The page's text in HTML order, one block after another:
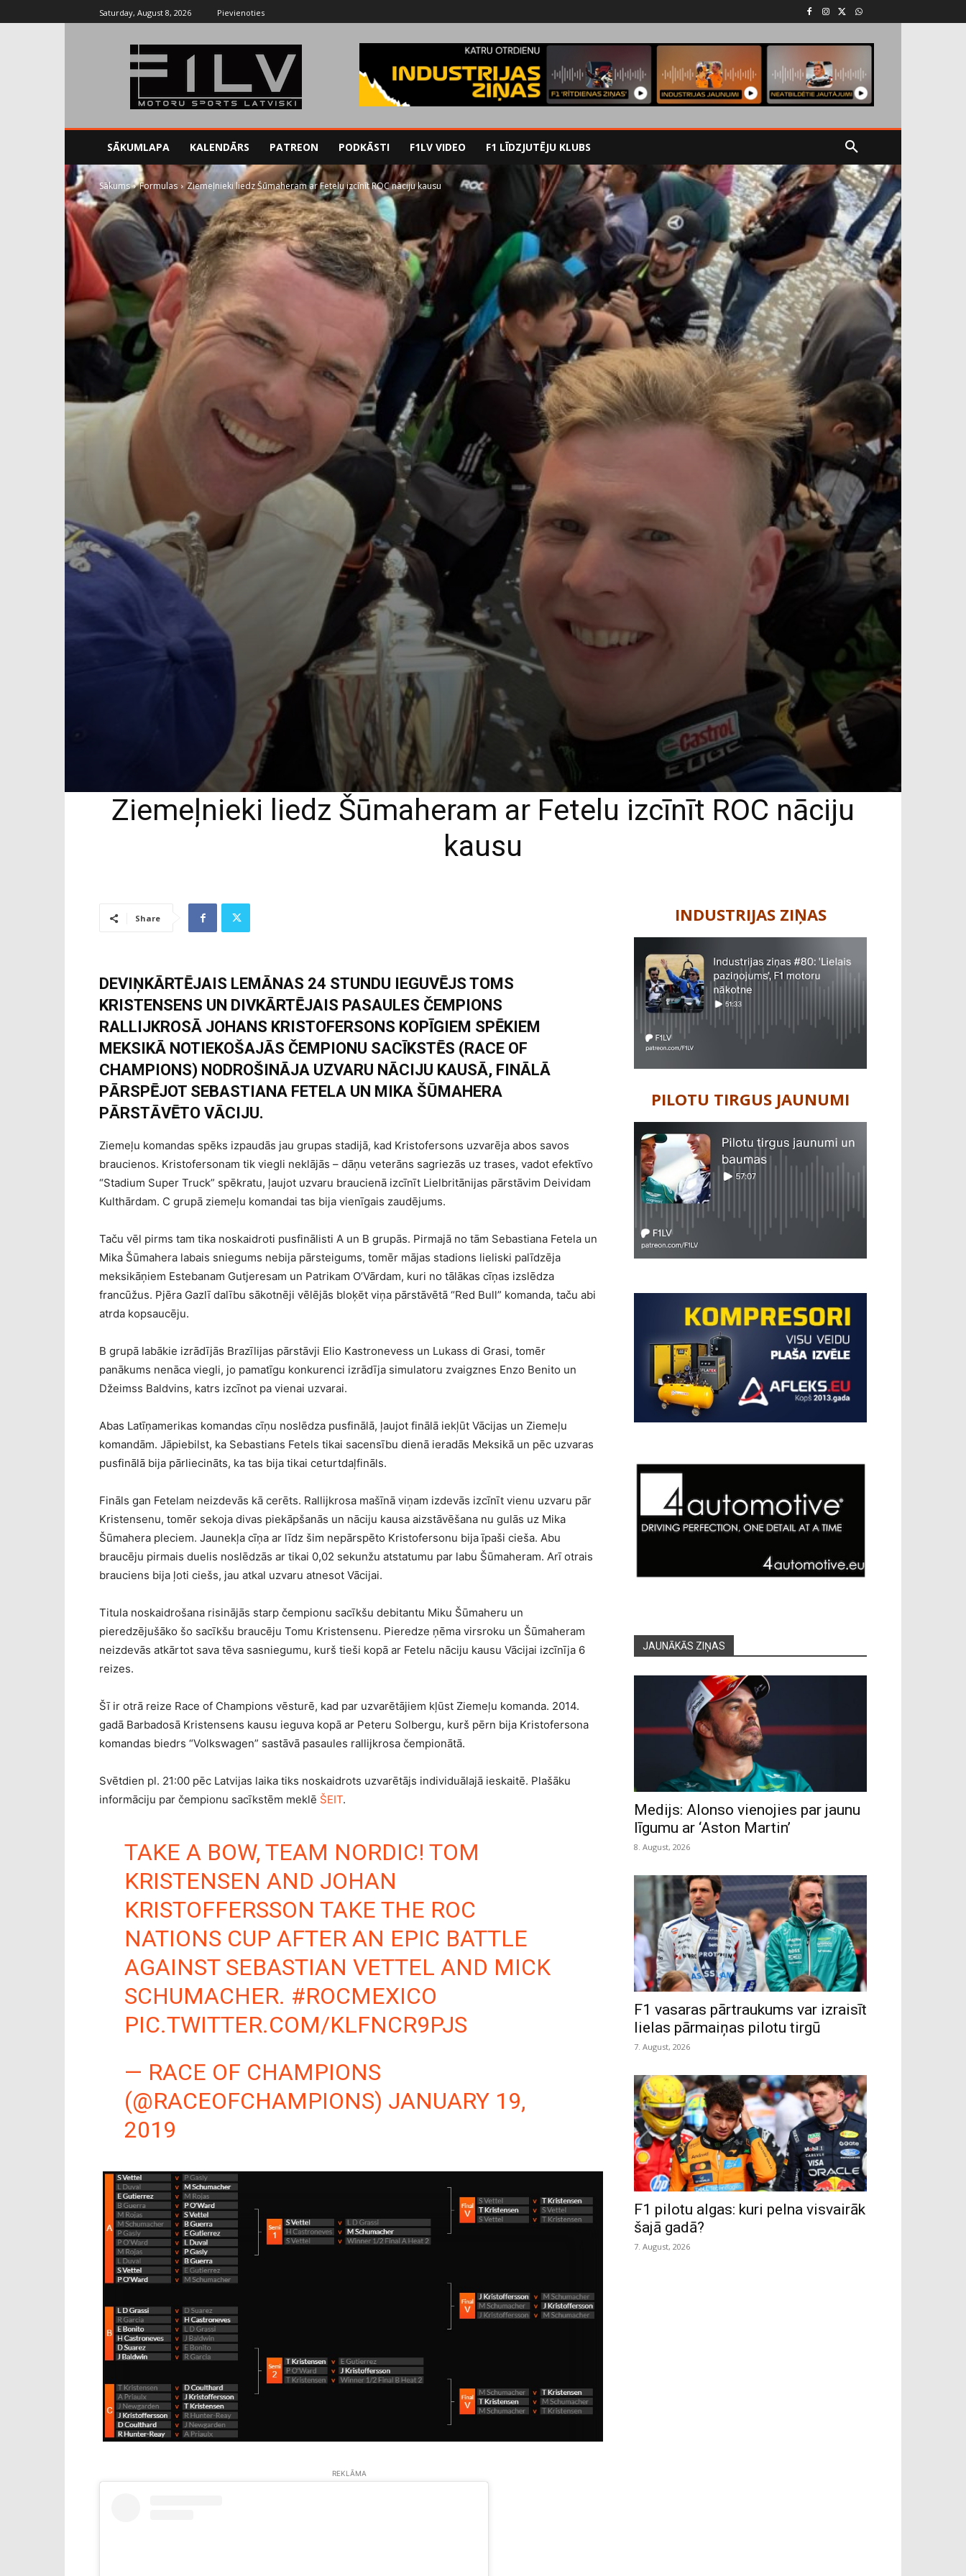
Saturday, August 8, 2026 Pievienoties
SĀKUMLAPA KALENDĀRS PATREON PODKĀSTI F1LV VIDEO F1 LĪDZJUTĒJU KLUBS
Sākums Formulas Ziemeļnieki liedz Šūmaheram ar Fetelu izcīnīt ROC nāciju kausu
Ziemeļnieki liedz Šūmaheram ar Fetelu izcīnīt ROC nāciju
kausu
Share
DEVIŅKĀRTĒJAIS LEMĀNAS 24 STUNDU IEGUVĒJS TOMS
KRISTENSENS UN DIVKĀRTĒJAIS PASAULES ČEMPIONS
RALLIJKROSĀ JOHANS KRISTOFERSONS KOPĪGIEM SPĒKIEM
MEKSIKĀ NOTIEKOŠAJĀS ČEMPIONU SACĪKSTĒS (RACE OF
CHAMPIONS) NODROŠINĀJA UZVARU NĀCIJU KAUSĀ, FINĀLĀ
PĀRSPĒJOT SEBASTIANA FETELA UN MIKA ŠŪMAHERA
PĀRSTĀVĒTO VĀCIJU.
Ziemeļu komandas spēks izpaudās jau grupas stadijā, kad Kristofersons uzvarēja abos savos
braucienos. Kristofersonam tik viegli neklājās – dāņu veterāns sagriezās uz trases, vadot efektīvo
“Stadium Super Truck” spēkratu, ļaujot uzvaru braucienā izcīnīt Lielbritānijas pārstāvim Deividam
Kulthārdam. C grupā ziemeļu komandai tas bija vienīgais zaudējums.
Taču vēl pirms tam tika noskaidroti pusfinālisti A un B grupās. Pirmajā no tām Sebastiana Fetela un
Mika Šūmahera labais sniegums nebija pārsteigums, tomēr mājas stadions lieliski palīdzēja
meksikāņiem Estebanam Gutjeresam un Patrikam O’Vārdam, kuri no tālākas cīņas izslēdza
francūžus. Pjēra Gazlī dalību sākotnēji vēlējās bloķēt viņa pārstāvētā “Red Bull” komanda, taču abi
atrda kopsaucēju.
B grupā labākie izrādījās Brazīlijas pārstāvji Elio Kastronevess un Lukass di Grasi, tomēr
panākums nenāca viegli, jo pamatīgu konkurenci izrādīja simulatoru zvaigznes Enzo Benito un
Džeimss Baldvins, katrs izcīnot pa vienai uzvarai.
Abas Latīņamerikas komandas cīņu noslēdza pusfinālā, ļaujot finālā iekļūt Vācijas un Ziemeļu
komandām. Jāpiebilst, ka Sebastians Fetels tikai sacensību dienā ieradās Meksikā un pēc uzvaras
pusfinālā bija pārliecināts, ka tas bija tikai ceturtdaļfināls.
Fināls gan Fetelam neizdevās kā cerēts. Rallijkrosa mašīnā viņam izdevās izcīnīt vienu uzvaru pār
Kristensenu, tomēr sekoja divas piekāpšanās un nāciju kausa aizstāvēšana nu gulās uz Mika
Šūmahera pleciem. Jaunekļa cīņa ar līdz šim nepārspēto Kristofersonu bija īpaši cieša. Abu
braucēju pirmais duelis noslēdzās ar tikai 0,02 sekunžu atstatumu par labu Šūmaheram. Arī otrais
brauciens bija ļoti ciešs, jau atkal uzvaru atnesot Vācijai.
Titula noskaidrošana risinājās starp čempionu sacīkšu debitantu Miku Šūmaheru un
pieredzējušāko šo sacīkšu braucēju Tomu Kristensenu. Pieredze ņēma virsroku un Šūmaheram
neizdevās atkārtot sava tēva sasniegumu, kurš tieši kopā ar Fetelu nāciju kausu Vācijai izcīnīja 6
reizes.
Šī ir otrā reize Race of Champions vēsturē, kad par uzvarētājiem kļūst Ziemeļu komanda. 2014.
gadā Barbadosā Kristensens kausu ieguva kopā ar Peteru Solbergu, kurš pērn bija Kristofersona
komandas biedrs “Volkswagen” sastāvā pasaules rallijkrosa čempionātā.
Svētdien pl. 21:00 pēc Latvijas laika tiks noskaidrots uzvarētājs individuālajā ieskaitē. Plašāku
informāciju par čempionu sacīkstēm meklē ŠEIT.
TAKE A BOW, TEAM NORDIC! TOM
KRISTENSEN AND JOHAN
KRISTOFFERSSON TAKE THE ROC
NATIONS CUP AFTER AN EPIC BATTLE
AGAINST SEBASTIAN VETTEL AND MICK
SCHUMACHER. #ROCMEXICO
PIC.TWITTER.COM/KLFNCR9PJS
— RACE OF CHAMPIONS
(@RACEOFCHAMPIONS) JANUARY 19,
2019
REKLĀMA
INDUSTRIJAS ZIŅAS
PILOTU TIRGUS JAUNUMI
JAUNĀKĀS ZIŅAS
Medijs: Alonso vienojies par jaunu
līgumu ar ‘Aston Martin’
8. August, 2026
F1 vasaras pārtraukums var izraisīt
lielas pārmaiņas pilotu tirgū
7. August, 2026
F1 pilotu algas: kuri pelna visvairāk
šajā gadā?
7. August, 2026